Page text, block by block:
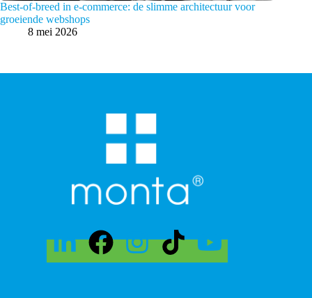
Best-of-breed in e-commerce: de slimme architectuur voor
groeiende webshops
8 mei 2026